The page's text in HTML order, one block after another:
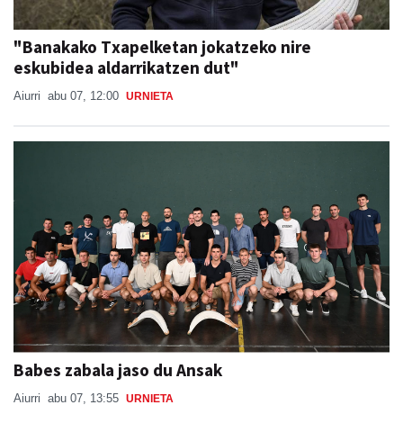
"Banakako Txapelketan jokatzeko nire
eskubidea aldarrikatzen dut"
Aiurri abu 07, 12:00 URNIETA
Babes zabala jaso du Ansak
Aiurri abu 07, 13:55 URNIETA